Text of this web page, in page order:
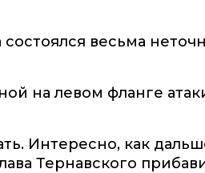
весьма
на левом фланге
Интересно, как
Тернавского